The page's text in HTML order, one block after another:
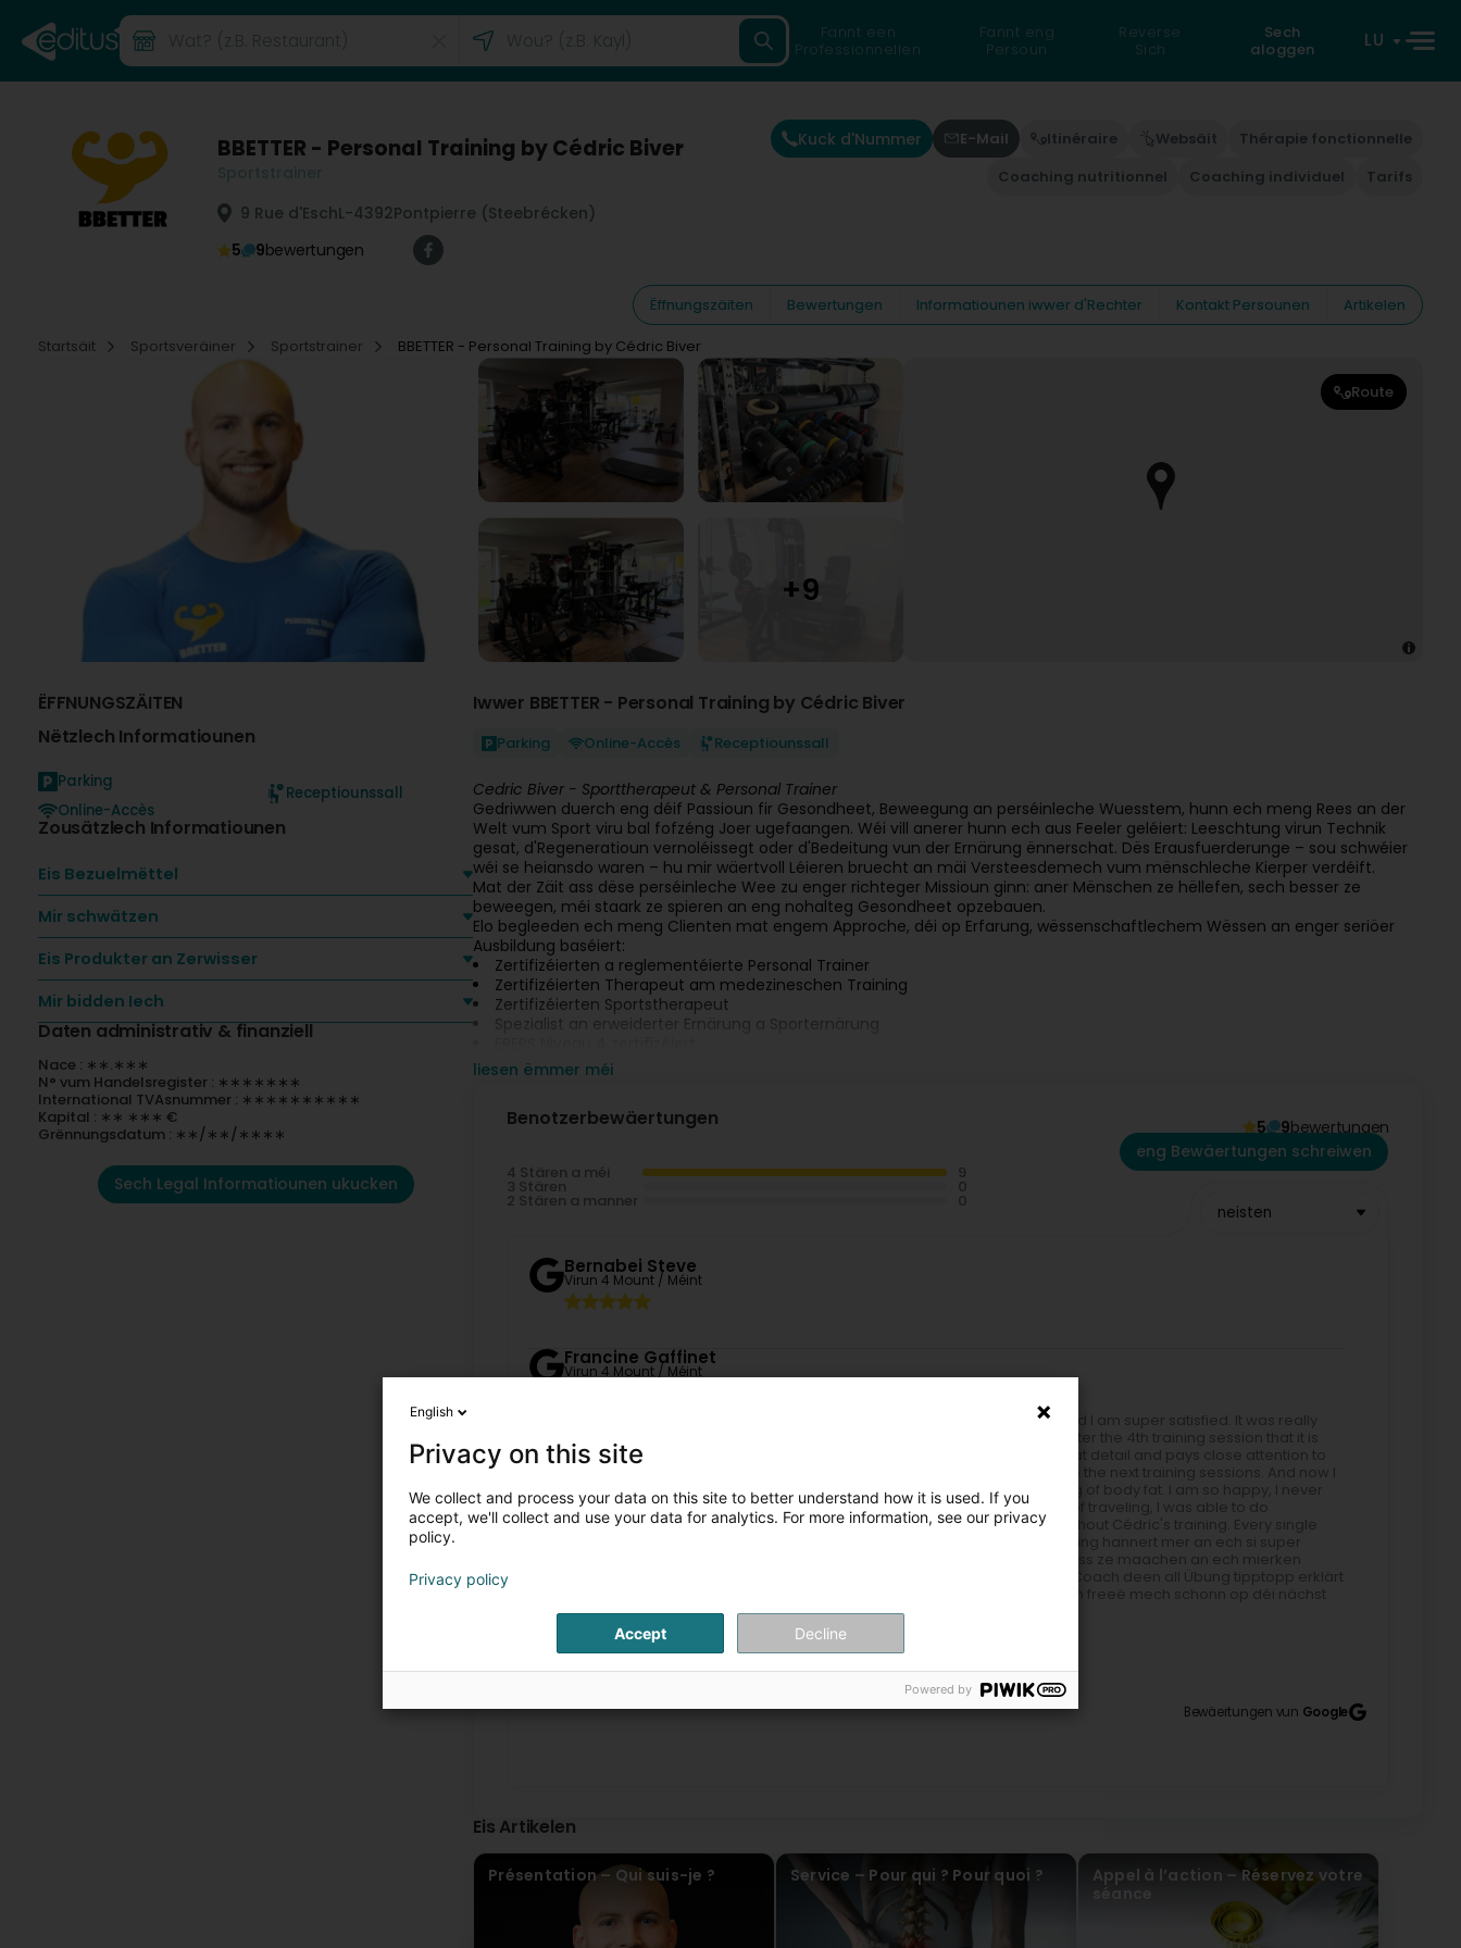
Fannt een
Professionnellen
Fannt eng
Persoun
Reverse
Sich
Sech
aloggen
LU
BBETTER - Personal Training by Cédric Biver
9 Rue d'EschL-4392Pontpierre (Steebrécken)
5
9bewertungen
Kuck d'Nummer E-Mail Itinéraire Websäit
Thérapie fonctionnelle
Coaching nutritionnel
Coaching individuel Tarifs
Ëffnungszäiten Bewertungen Informatiounen iwwer d'Rechter Kontakt Persounen
Artikelen
Startsäit
Sportsveräiner Sportstrainer BBETTER - Personal Training by Cédric Biver
Route
ËFFNUNGSZÄITEN
Nëtzlech Informatiounen
Parking
Online-Accès
Receptiounssall
Zousätzlech Informatiounen
Eis Bezuelmëttel
Mir schwätzen
Eis Produkter an Zerwisser
Mir bidden Iech
Daten administrativ & finanziell
Nace : ∗∗.∗∗∗
N° vum Handelsregister : ∗∗∗∗∗∗∗
International TVAsnummer : ∗∗∗∗∗∗∗∗∗∗
Kapital : ∗∗ ∗∗∗ €
Grënnungsdatum : ∗∗/∗∗/∗∗∗∗
Sech Legal Informatiounen ukucken
Iwwer BBETTER - Personal Training by Cédric Biver
Parking Online-Accès Receptiounssall
Cedric Biver - Sporttherapeut & Personal Trainer
Gedriwwen duerch eng déif Passioun fir Gesondheet, Beweegung an perséinleche Wuesstem, hunn ech meng Rees an der
Welt vum Sport viru bal fofzéng Joer ugefaangen. Wéi vill anerer hunn ech aus Feeler geléiert: Leeschtung virun Technik
gesat, d'Regeneratioun vernoléissegt oder d'Bedeitung vun der Ernärung ënnerschat. Dës Erausfuerderunge – sou schwéier
wéi se heiansdo waren – hu mir wäertvoll Léieren bruecht an mäi Versteesdemech vum mënschleche Kierper verdéift.
Mat der Zäit ass dëse perséinleche Wee zu enger richteger Missioun ginn: aner Mënschen ze hëllefen, sech besser ze
beweegen, méi staark ze spieren an eng nohalteg Gesondheet opzebauen.
Elo begleeden ech meng Clienten mat engem Approche, déi op Erfarung, wëssenschaftlechem Wëssen an enger seriöer
Ausbildung baséiert:
Zertifizéierten a reglementéierte Personal Trainer
Zertifizéierten Therapeut am medezineschen Training
Zertifizéierten Sportstherapeut
Spezialist an erweiderter Ernärung a Sporternärung
Masterstudent an de Sport- a Beweegungswëssenschaften
mäin Zil kloer: Schmerz reduzéieren, Haltung a Funktion verbesseren an eng nohalteg Verännerung ze fërderen.
Äre Kierper verdéngt et, sech besser ze spieren – an ech si fir Iech do, Schrëtt fir Schrëtt, op dësem Wee.
liesen ëmmer méi
Benotzerbewäertungen 5 9bewertungen
4 Stären a méi
3 Stären
2 Stären a manner
eng Bewäertungen schreiwen
neisten
Bernabei Steve
Virun 4 Mount / Méint
Francine Gaffinet
Virun 4 Mount / Méint
(Translated by Google) I now have my 4th training session behind me and I am super satisfied. It was really
time to do something for my body and my fitness and I can already tell after the 4th training session that it is
working. Cédric is a wonderful coach who explains every exercise in great detail and pays close attention to
making sure everything is done correctly. I am already looking forward to the next training sessions. And now I
have to write a little sequel. 1. From 24.02.26 to 03.06.26 I lost a whole 1.2 kg of body fat. I am so happy, I never
expected that. 2. A week ago we were in Denmark: a lot of walking, a lot of traveling, I was able to do
everything in tip-top shape. And I would not have managed to do that without Cédric's training. Every single
muscle soreness was really worth it :) (Original) Ech hunn elo mäi 4. Training hannert mer an ech si super
zefridden. Et war wierklech un der Zäit eppes fir mäi Kierper a meng Fitness ze maachen an ech mierken
schonn no deem 4. Training datt et klappt. De Cédric ass e wonnerbare Coach deen all Übung tipptopp erklärt
an et gëtt opmierksam opgepasst datt alles richteg ausgefouert gëtt. Ech freeë mech schonn op déi nächst
Trainingszäiten. An elo muss ech nach eng kleng Fortsetzung schreiwen. 1. Vum 24.02.26 bis den 03.06.26 hunn
ech ganzer 1,2 kg Kierperfett verluer. Ech sinn esou frou, dat hätt ech mer ni erwaart. 2. Virun enger Woch ware
mir an Dänemark: vill getrëppelt, vill ënnerwee, ech konnt alles tipptopp matmachen. An dat hätt ech ouni
Jeannine Mousel
Ech trainéiren elo 1 Joer bei BBetter-personnel Training mam Cédric Biver. Ech si ganz zefridden. Ech trainéiren
Krafttraining, Koordination, Gläichgewiicht.. D’Übungen gi genau erklärt an e grousse Wert op d’korrekt
Ausféire geluegt. D’Ernährungsberodung ass fachkundeg a gutt a mäin Alldag ze integréiren. Gudden Job,
Cédric (Translated by Google) I have been training for 1 year now at BBetter-personnel Training with Cédric
Bewäertungen vun Google
Eis Artikelen
Présentation – Qui suis-je ? Service – Pour qui ? Pour quoi ?
Appel à l’action – Réservez votre
English
Privacy on this site
We collect and process your data on this site to better understand how it is used. If you
accept, we'll collect and use your data for analytics. For more information, see our privacy
policy.
Privacy policy
Accept Decline
Powered by